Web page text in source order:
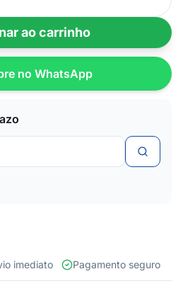
ao carrinho
no WhatsApp
imediato
Pagamento seguro